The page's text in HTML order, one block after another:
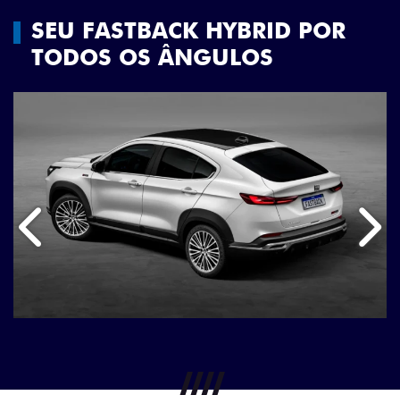
SEU FASTBACK HYBRID POR
TODOS OS ÂNGULOS
Anterior